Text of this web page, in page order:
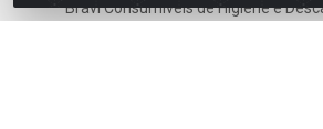
Bravi Consumíveis de Higiene e